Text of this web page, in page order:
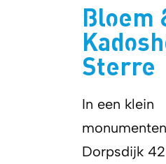
Bloem
Sterre
In een klein
Dorpsdijk